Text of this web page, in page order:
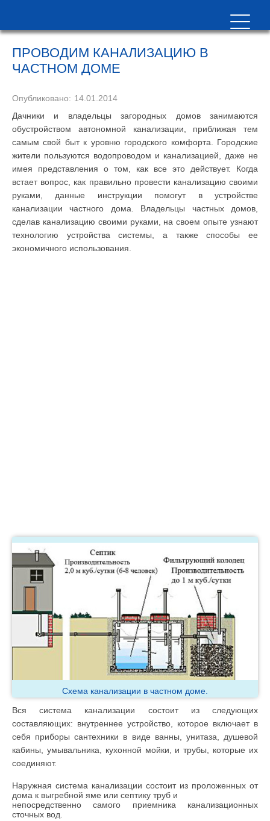
ПРОВОДИМ КАНАЛИЗАЦИЮ В
ЧАСТНОМ ДОМЕ
Опубликовано: 14.01.2014
Дачники и владельцы загородных домов занимаются
обустройством автономной канализации, приближая тем
самым свой быт к уровню городского комфорта. Городские
жители пользуются водопроводом и канализацией, даже не
имея представления о том, как все это действует. Когда
встает вопрос, как правильно провести канализацию своими
руками, данные инструкции помогут в устройстве
канализации частного дома. Владельцы частных домов,
сделав канализацию своими руками, на своем опыте узнают
технологию устройства системы, а также способы ее
экономичного использования.
Схема канализации в частном доме.
Вся система канализации состоит из следующих
составляющих: внутреннее устройство, которое включает в
себя приборы сантехники в виде ванны, унитаза, душевой
кабины, умывальника, кухонной мойки, и трубы, которые их
соединяют.
Наружная система канализации состоит из проложенных от
дома к выгребной яме или септику труб и
непосредственно самого приемника канализационных
сточных вод.